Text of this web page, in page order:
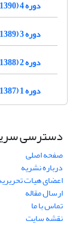
دوره 4 (1390)
دوره 3 (1389)
دوره 2 (1388)
دوره 1 (1387)
دسترسی
صفحه اصلی
درباره نشریه
اعضای هیات
ارسال مقاله
تماس با ما
نقشه سایت